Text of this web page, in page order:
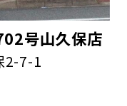
号山久保店
2-7-1